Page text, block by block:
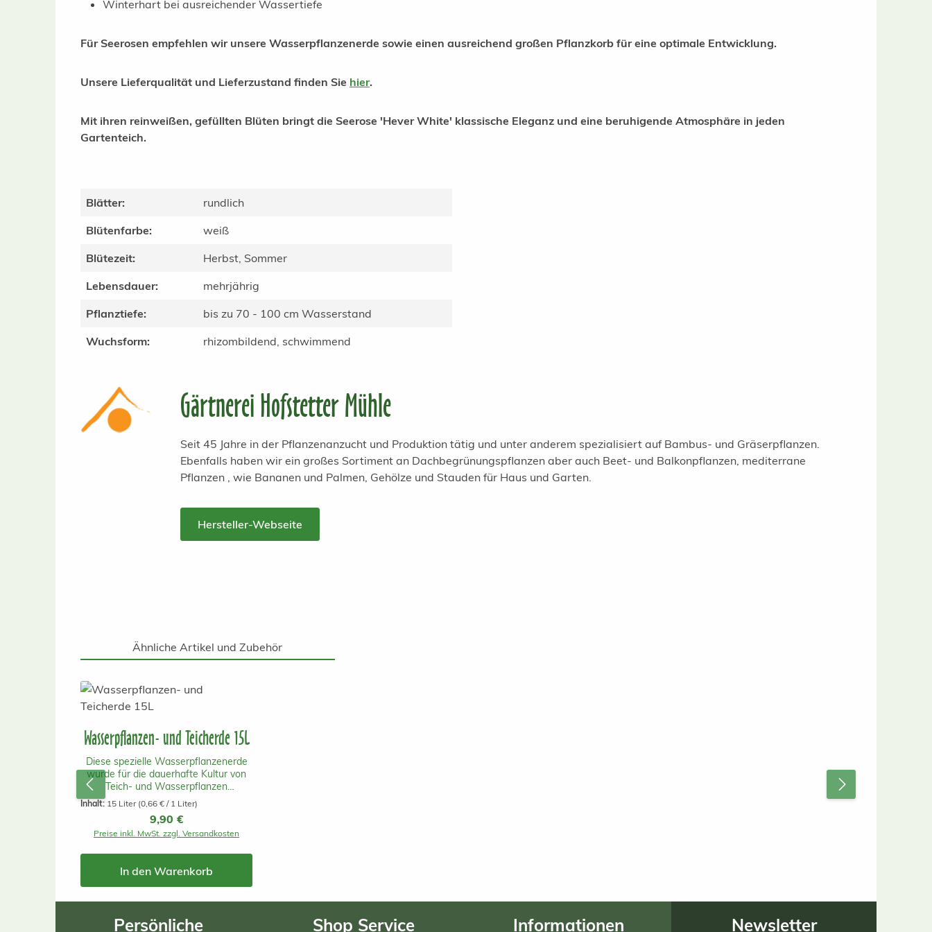
Winterhart bei ausreichender Wassertiefe
Für Seerosen empfehlen wir unsere Wasserpflanzenerde sowie einen ausreichend großen Pflanzkorb für eine optimale Entwicklung.
Unsere Lieferqualität und Lieferzustand finden Sie hier.
Mit ihren reinweißen, gefüllten Blüten bringt die Seerose 'Hever White' klassische Eleganz und eine beruhigende Atmosphäre in jeden
Gartenteich.
Blätter:
rundlich
Blütenfarbe:
weiß
Blütezeit:
Herbst, Sommer
Lebensdauer:
mehrjährig
Pflanztiefe:
bis zu 70 - 100 cm Wasserstand
Wuchsform:
rhizombildend, schwimmend
Gärtnerei Hofstetter Mühle
Seit 45 Jahre in der Pflanzenanzucht und Produktion tätig und unter anderem spezialisiert auf Bambus- und Gräserpflanzen.
Ebenfalls haben wir ein großes Sortiment an Dachbegrünungspflanzen aber auch Beet- und Balkonpflanzen, mediterrane
Pflanzen , wie Bananen und Palmen, Gehölze und Stauden für Haus und Garten.
Hersteller-Webseite
Ähnliche Artikel und Zubehör
Produktgalerie überspringen
Wasserpflanzen- und Teicherde 15L
Diese spezielle Wasserpflanzenerde
wurde für die dauerhafte Kultur von
Teich- und Wasserpflanzen
entwickelt. Im Gegensatz zu
herkömmlicher Blumenerde enthält sie
nur wenige organische Bestandteile
und gibt dadurch deutlich weniger
unerwünschtes Algenwachstum
reduziert, während die Pflanzen
gleichzeitig optimale Bedingungen für
Die Erde eignet sich für
Inhalt: 15 Liter (0,66 € / 1 Liter)
Regulärer Preis:
9,90 €
Preise inkl. MwSt. zzgl. Versandkosten
In den Warenkorb
Persönliche Shop Service Informationen Newsletter